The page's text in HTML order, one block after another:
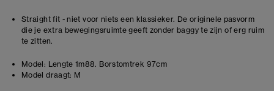
Straight fit - niet voor niets een klassieker. De originele pasvorm
die je extra bewegingsruimte geeft zonder baggy te zijn of erg ruim
te zitten.
Model: Lengte 1m88. Borstomtrek 97cm
Model draagt: M